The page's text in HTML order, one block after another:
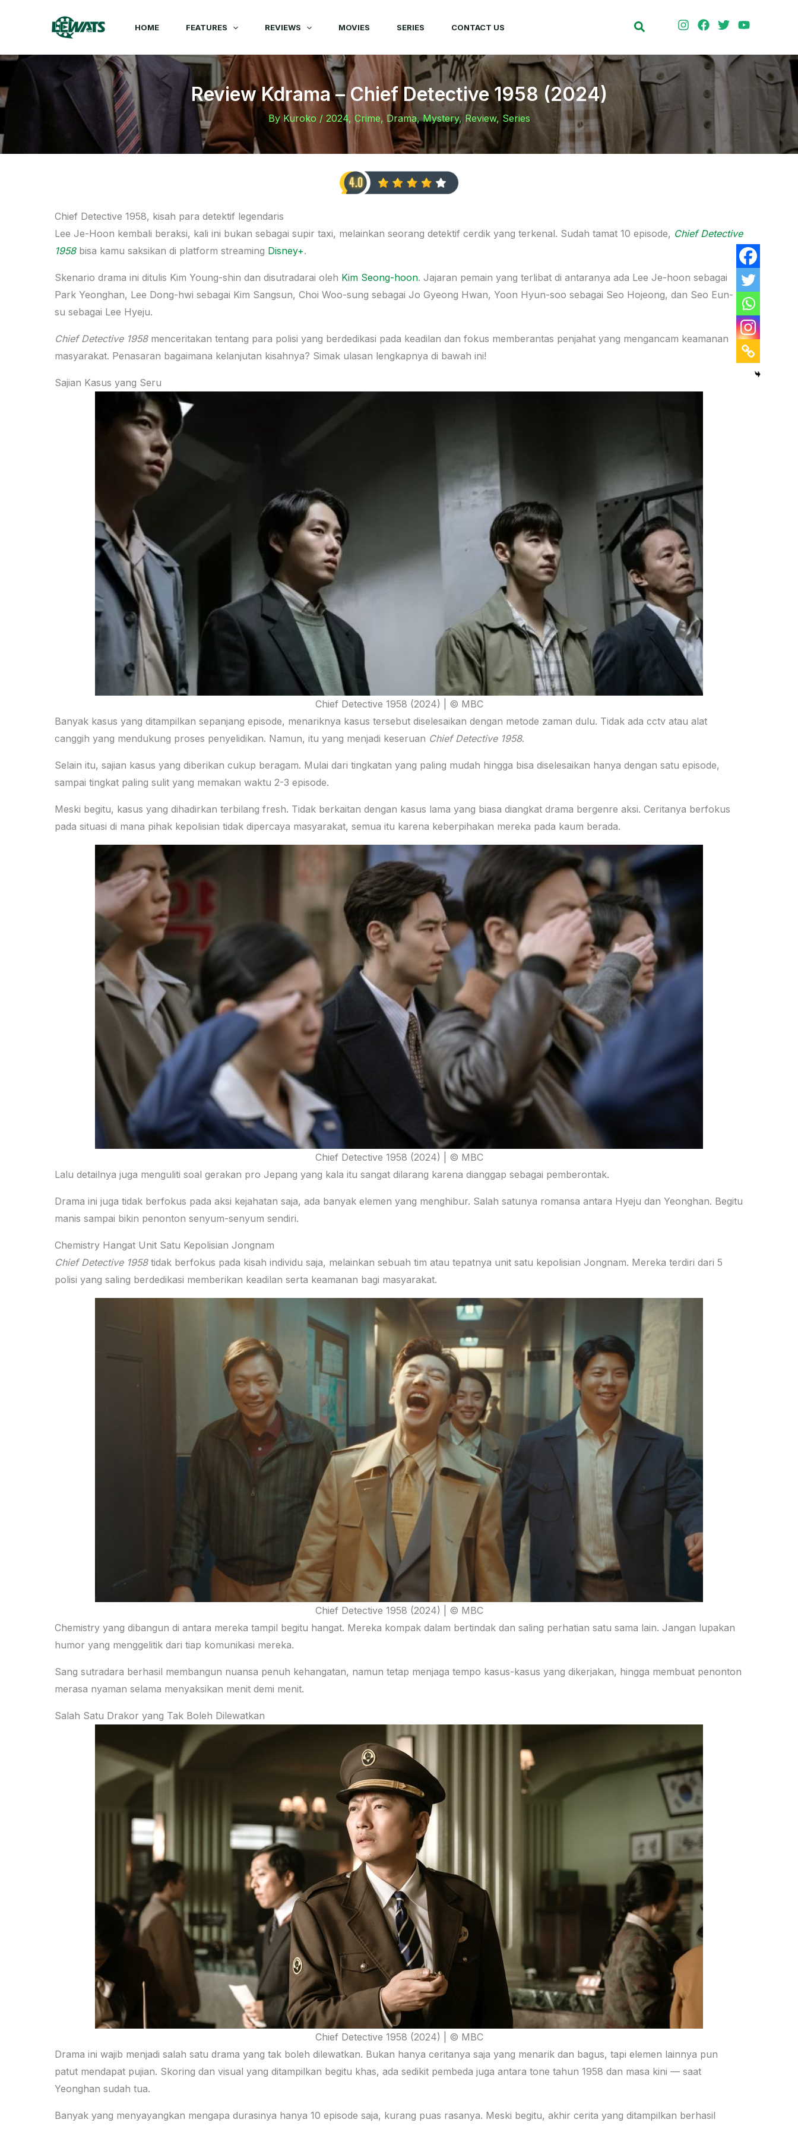
HOME FEATURES REVIEWS MOVIES SERIES CONTACT US Search
Review Kdrama – Chief Detective 1958 (2024)
By Kuroko / 2024, Crime, Drama,Mystery, Review, Series
Chief Detective 1958, kisah para detektif legendaris
Lee Je-Hoon kembali beraksi, kali ini bukan sebagai supir taxi, melainkan seorang detektif cerdik yang terkenal. Sudah tamat 10 episode, Chief Detective
1958bisa kamu saksikan di platform streaming Disney+.
Skenario drama ini ditulis Kim Young-shin dan disutradarai oleh Kim Seong-hoon. Jajaran pemain yang terlibat di antaranya ada Lee Je-hoon sebagai
Park Yeonghan, Lee Dong-hwi sebagai Kim Sangsun, Choi Woo-sung sebagai Jo Gyeong Hwan, Yoon Hyun-soo sebagai Seo Hojeong, dan Seo Eun-
su sebagai Lee Hyeju.
Chief Detective 1958menceritakan tentang para polisi yang berdedikasi pada keadilan dan fokus memberantas penjahat yang mengancam keamanan
masyarakat. Penasaran bagaimana kelanjutan kisahnya? Simak ulasan lengkapnya di bawah ini!
Sajian Kasus yang Seru
Chief Detective 1958 (2024) | © MBC
Banyak kasus yang ditampilkan sepanjang episode, menariknya kasus tersebut diselesaikan dengan metode zaman dulu. Tidak ada cctv atau alat
canggih yang mendukung proses penyelidikan. Namun, itu yang menjadi keseruan Chief Detective 1958.
Selain itu, sajian kasus yang diberikan cukup beragam. Mulai dari tingkatan yang paling mudah hingga bisa diselesaikan hanya dengan satu episode,
sampai tingkat paling sulit yang memakan waktu 2-3 episode.
Meski begitu, kasus yang dihadirkan terbilang fresh. Tidak berkaitan dengan kasus lama yang biasa diangkat drama bergenre aksi. Ceritanya berfokus
pada situasi di mana pihak kepolisian tidak dipercaya masyarakat, semua itu karena keberpihakan mereka pada kaum berada.
Chief Detective 1958 (2024) | © MBC
Lalu detailnya juga menguliti soal gerakan pro Jepang yang kala itu sangat dilarang karena dianggap sebagai pemberontak.
Drama ini juga tidak berfokus pada aksi kejahatan saja, ada banyak elemen yang menghibur. Salah satunya romansa antara Hyeju dan Yeonghan. Begitu
manis sampai bikin penonton senyum-senyum sendiri.
Chemistry Hangat Unit Satu Kepolisian Jongnam
Chief Detective 1958tidak berfokus pada kisah individu saja, melainkan sebuah tim atau tepatnya unit satu kepolisian Jongnam. Mereka terdiri dari 5
polisi yang saling berdedikasi memberikan keadilan serta keamanan bagi masyarakat.
Chief Detective 1958 (2024) | © MBC
Chemistry yang dibangun di antara mereka tampil begitu hangat. Mereka kompak dalam bertindak dan saling perhatian satu sama lain. Jangan lupakan
humor yang menggelitik dari tiap komunikasi mereka.
Sang sutradara berhasil membangun nuansa penuh kehangatan, namun tetap menjaga tempo kasus-kasus yang dikerjakan, hingga membuat penonton
merasa nyaman selama menyaksikan menit demi menit.
Salah Satu Drakor yang Tak Boleh Dilewatkan
Chief Detective 1958 (2024) | © MBC
Drama ini wajib menjadi salah satu drama yang tak boleh dilewatkan. Bukan hanya ceritanya saja yang menarik dan bagus, tapi elemen lainnya pun
patut mendapat pujian. Skoring dan visual yang ditampilkan begitu khas, ada sedikit pembeda juga antara tone tahun 1958 dan masa kini — saat
Yeonghan sudah tua.
Banyak yang menyayangkan mengapa durasinya hanya 10 episode saja, kurang puas rasanya. Meski begitu, akhir cerita yang ditampilkan berhasil